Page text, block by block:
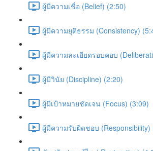
ผู้มีความเชื่อ (Belief) (2:50)
ผู้มีความยุติธรรม (Consistency)
ผู้มีความละเอียดรอบคอบ
ผู้มีวินัย (Discipline) (2:20)
ผู้มีเป้าหมายชัดเจน (Focus) (3:09)
ผู้มีความรับผิดชอบ (Responsibility)